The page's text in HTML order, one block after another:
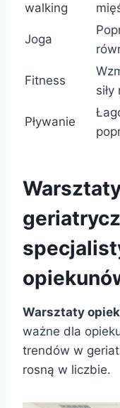
walking
Joga
Fitness
siły
Pływanie
Warsztaty
ważne dla
trendów w
rosną w liczbie.